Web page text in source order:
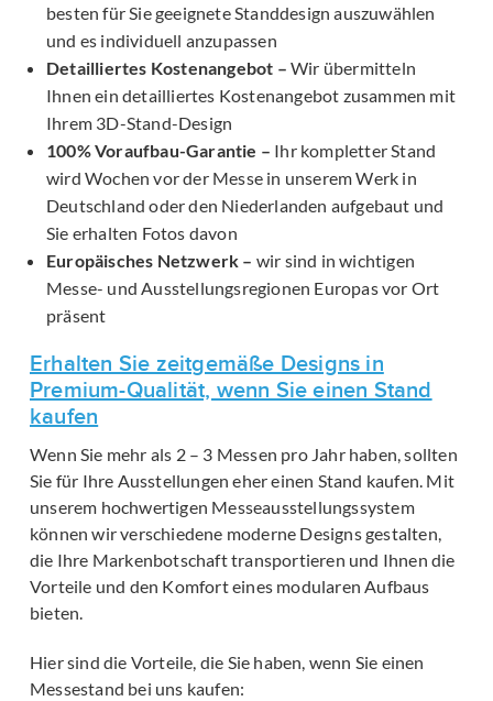
besten für Sie geeignete Standdesign auszuwählen
und es individuell anzupassen
Detailliertes Kostenangebot – Wir übermitteln
Ihnen ein detailliertes Kostenangebot zusammen mit
Ihrem 3D-Stand-Design
100% Voraufbau-Garantie – Ihr kompletter Stand
wird Wochen vor der Messe in unserem Werk in
Deutschland oder den Niederlanden aufgebaut und
Sie erhalten Fotos davon
Europäisches Netzwerk – wir sind in wichtigen
Messe- und Ausstellungsregionen Europas vor Ort
präsent
Erhalten Sie zeitgemäße Designs in
Premium-Qualität, wenn Sie einen Stand
kaufen
Wenn Sie mehr als 2 – 3 Messen pro Jahr haben, sollten
Sie für Ihre Ausstellungen eher einen Stand kaufen. Mit
unserem hochwertigen Messeausstellungssystem
können wir verschiedene moderne Designs gestalten,
die Ihre Markenbotschaft transportieren und Ihnen die
Vorteile und den Komfort eines modularen Aufbaus
bieten.
Hier sind die Vorteile, die Sie haben, wenn Sie einen
Messestand bei uns kaufen: